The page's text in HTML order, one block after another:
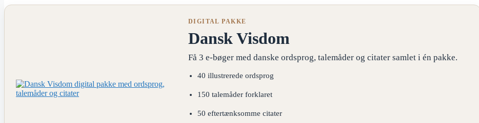
DIGITAL PAKKE
Dansk Visdom
Få 3 e-bøger med danske ordsprog, talemåder og citater samlet i én pakke.
40 illustrerede ordsprog
150 talemåder forklaret
50 eftertænksomme citater